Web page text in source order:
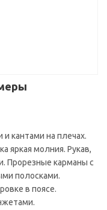
кантами на плечах.
яркая молния. Рукав,
Прорезные карманы с
полосками.
в поясе.